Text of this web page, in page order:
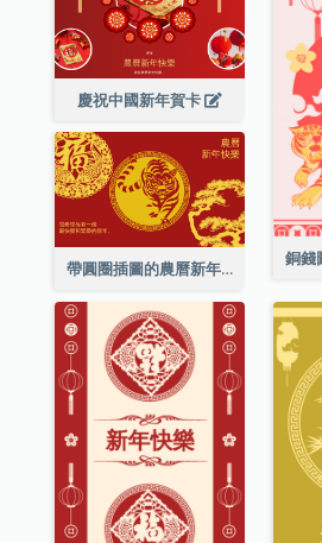
慶祝中國新年賀卡
帶圓圈插圖的農曆新年快樂賀卡